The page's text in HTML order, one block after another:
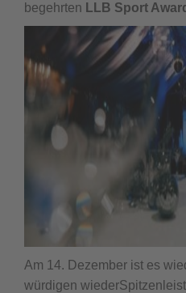
begehrten LLB Sport Award
Am 14. Dezember ist es
würdigen